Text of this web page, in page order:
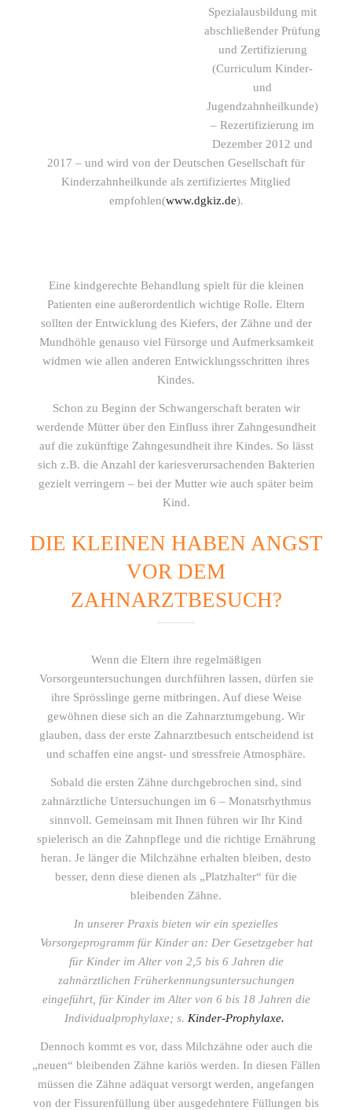
Spezialausbildung mit
abschließender Prüfung
und Zertifizierung
(Curriculum Kinder-
und
Jugendzahnheilkunde)
– Rezertifizierung im
Dezember 2012 und
2017 – und wird von der Deutschen Gesellschaft für
Kinderzahnheilkunde als zertifiziertes Mitglied
empfohlen(www.dgkiz.de).
Eine kindgerechte Behandlung spielt für die kleinen
Patienten eine außerordentlich wichtige Rolle. Eltern
sollten der Entwicklung des Kiefers, der Zähne und der
Mundhöhle genauso viel Fürsorge und Aufmerksamkeit
widmen wie allen anderen Entwicklungsschritten ihres
Kindes.
Schon zu Beginn der Schwangerschaft beraten wir
werdende Mütter über den Einfluss ihrer Zahngesundheit
auf die zukünftige Zahngesundheit ihre Kindes. So lässt
sich z.B. die Anzahl der kariesverursachenden Bakterien
gezielt verringern – bei der Mutter wie auch später beim
Kind.
DIE KLEINEN HABEN ANGST
VOR DEM
ZAHNARZTBESUCH?
Wenn die Eltern ihre regelmäßigen
Vorsorgeuntersuchungen durchführen lassen, dürfen sie
ihre Sprösslinge gerne mitbringen. Auf diese Weise
gewöhnen diese sich an die Zahnarztumgebung. Wir
glauben, dass der erste Zahnarztbesuch entscheidend ist
und schaffen eine angst- und stressfreie Atmosphäre.
Sobald die ersten Zähne durchgebrochen sind, sind
zahnärztliche Untersuchungen im 6 – Monatsrhythmus
sinnvoll. Gemeinsam mit Ihnen führen wir Ihr Kind
spielerisch an die Zahnpflege und die richtige Ernährung
heran. Je länger die Milchzähne erhalten bleiben, desto
besser, denn diese dienen als „Platzhalter“ für die
bleibenden Zähne.
In unserer Praxis bieten wir ein spezielles
Vorsorgeprogramm für Kinder an: Der Gesetzgeber hat
für Kinder im Alter von 2,5 bis 6 Jahren die
zahnärztlichen Früherkennungsuntersuchungen
eingeführt, für Kinder im Alter von 6 bis 18 Jahren die
Individualprophylaxe; s. Kinder-Prophylaxe.
Dennoch kommt es vor, dass Milchzähne oder auch die
„neuen“ bleibenden Zähne kariös werden. In diesen Fällen
müssen die Zähne adäquat versorgt werden, angefangen
von der Fissurenfüllung über ausgedehntere Füllungen bis